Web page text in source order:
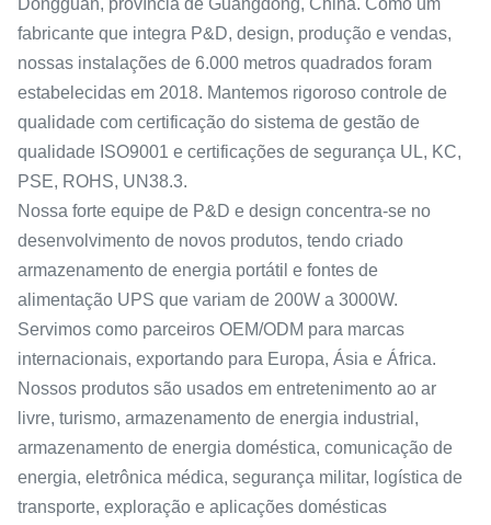
Dongguan, província de Guangdong, China. Como um
fabricante que integra P&D, design, produção e vendas,
nossas instalações de 6.000 metros quadrados foram
estabelecidas em 2018. Mantemos rigoroso controle de
qualidade com certificação do sistema de gestão de
qualidade ISO9001 e certificações de segurança UL, KC,
PSE, ROHS, UN38.3.
Nossa forte equipe de P&D e design concentra-se no
desenvolvimento de novos produtos, tendo criado
armazenamento de energia portátil e fontes de
alimentação UPS que variam de 200W a 3000W.
Servimos como parceiros OEM/ODM para marcas
internacionais, exportando para Europa, Ásia e África.
Nossos produtos são usados ​​em entretenimento ao ar
livre, turismo, armazenamento de energia industrial,
armazenamento de energia doméstica, comunicação de
energia, eletrônica médica, segurança militar, logística de
transporte, exploração e aplicações domésticas